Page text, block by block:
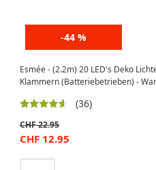
-44 %
Esmée - (2.2m) 20 LED's Deko
Klammern (Batteriebetrieben) -
(36)
CHF22.95
CHF 12.95